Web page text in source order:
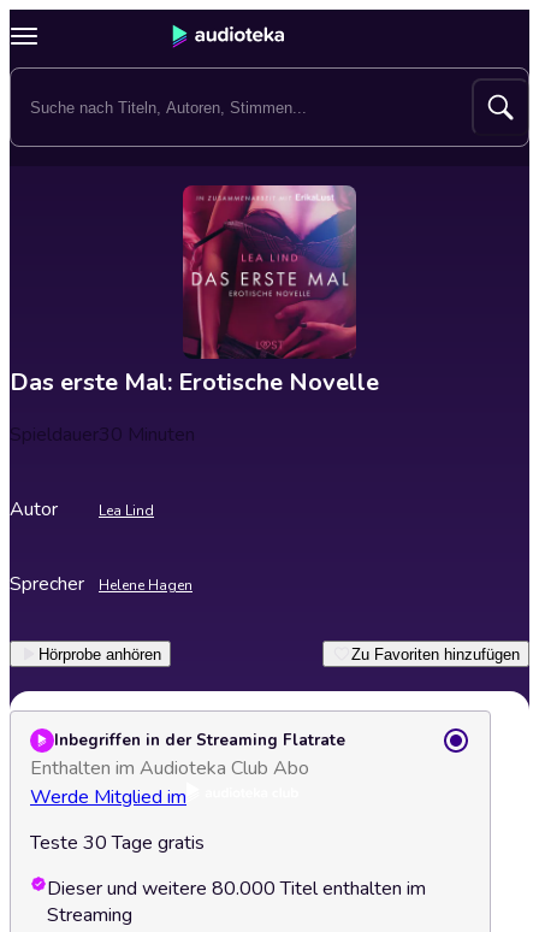
Das erste Mal: Erotische Novelle
Spieldauer30 Minuten
Autor Lea Lind
Sprecher Helene Hagen
Hörprobe anhören Zu Favoriten hinzufügen
Inbegriffen in der Streaming Flatrate
Enthalten im Audioteka Club Abo
Werde Mitglied im
Teste 30 Tage gratis
Dieser und weitere 80.000 Titel enthalten im
Streaming